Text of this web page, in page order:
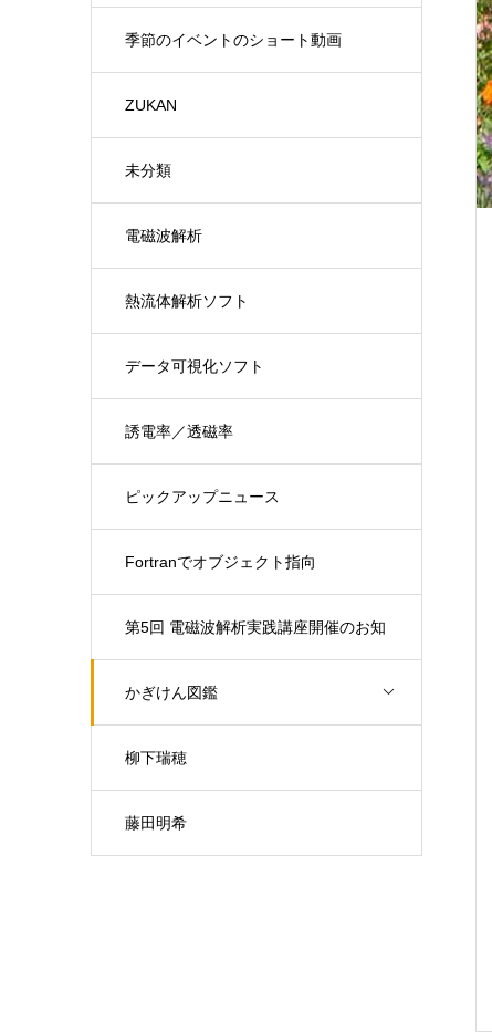
季節のイベントのショート動画
ZUKAN
未分類
電磁波解析
熱流体解析ソフト
データ可視化ソフト
誘電率／透磁率
ピックアップニュース
Fortranでオブジェクト指向
第5回 電磁波解析実践講座開催のお知
らせ（開催日：9月30日)
かぎけん図鑑
柳下瑞穂
藤田明希